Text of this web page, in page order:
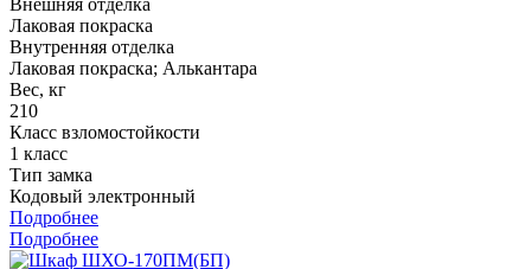
Лаковая покраска
Внутренняя отделка
Лаковая покраска; Алькантара
Вес, кг
210
Класс взломостойкости
1 класс
Тип замка
Кодовый электронный
Подробнее
Подробнее